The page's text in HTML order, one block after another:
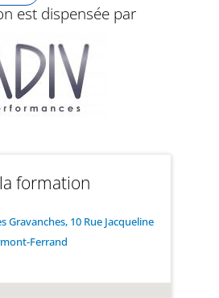
est dispensée par
formation
Gravanches, 10 Rue Jacqueline
Ferrand